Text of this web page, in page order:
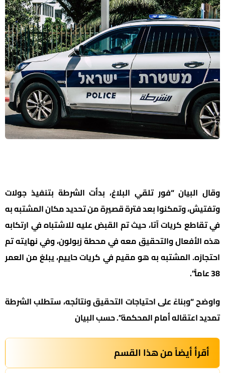
وقال البيان “فور تلقي البلاغ، بدأت الشرطة بتنفيذ جولات
وتفتيش، وتمكنوا بعد فترة قصيرة من تحديد مكان المشتبه به
في تقاطع كريات آتا، حيث تم القبض عليه للاشتباه في ارتكابه
هذه الأفعال والتحقيق معه في محطة زبولون، وفي نهايته تم
احتجازه. المشتبه به هو مقيم في كريات حاييم، يبلغ من العمر
38 عاماً”.
واوضح “وبناءً على احتياجات التحقيق ونتائجه، ستطلب الشرطة
تمديد اعتقاله أمام المحكمة”. حسب البيان
أقرأ أيضاً من هذا القسم